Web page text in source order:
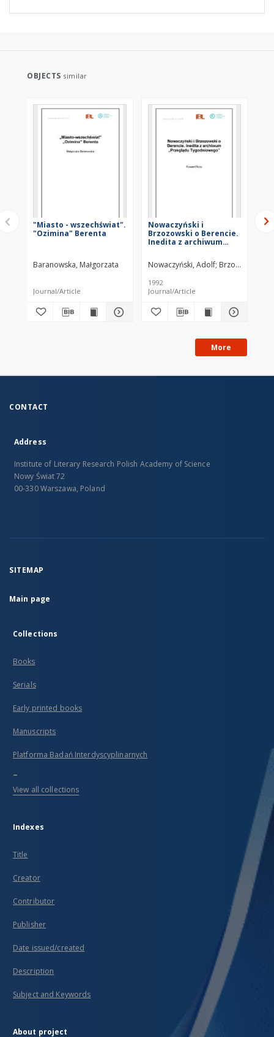
OBJECTS similar
"Miasto - wszechświat".
"Ozimina" Berenta
Baranowska, Małgorzata
Journal/Article
Nowaczyński i
Brzozowski o Berencie.
Inedita z archiwum
Tygodniowego"
Nowaczyński, Adolf Brzozowski,
1992
Journal/Article
More
CONTACT
Address
Institute of Literary Research Polish Academy of Science
Nowy Świat 72
00-330 Warszawa, Poland
SITEMAP
Main page
Collections
Books
Serials
Early printed books
Manuscripts
Platforma Badań Interdyscyplinarnych
...
View all collections
Indexes
Title
Creator
Contributor
Publisher
Date issued/created
Description
Subject and Keywords
About project